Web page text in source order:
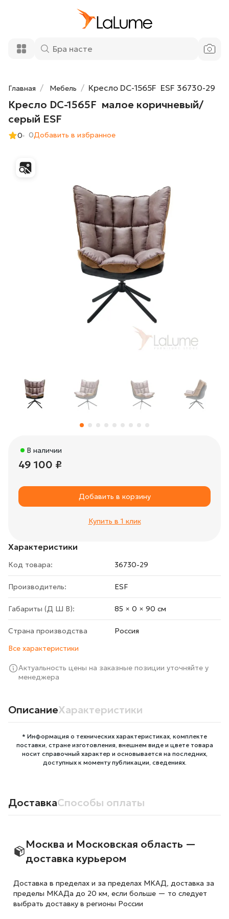
Главная Мебель Кресло DC-1565F ESF 36730-29
Кресло DC-1565F малое коричневый/
серый ESF
0 0Добавить в избранное
Характеристики
Код товара: 36730-29
Производитель: ESF
Габариты (Д Ш В): 85 × 0 × 90 cм
Страна производства
Росcия
Все характеристики
Актуальность цены на заказные позиции уточняйте у
менеджера
В наличии
49 100 ₽
Добавить в корзину
Купить в 1 клик
ОписаниеХарактеристики
* Информация о технических характеристиках, комплекте
поставки, стране изготовления, внешнем виде и цвете товара
носит справочный характер и основывается на последних,
доступных к моменту публикации, сведениях.
ДоставкаСпособы оплаты
Москва и Московская область —
доставка курьером
Доставка в пределах и за пределах МКАД, доставка за
пределы МКАДа до 20 км, если больше — то следует
выбрать доставку в регионы России